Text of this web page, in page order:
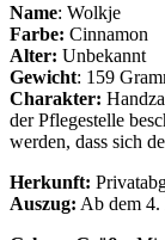
Name: Wolkje
Farbe: Cinnamon
Alter: Unbekannt
Gewicht: 159
Charakter:
der Pflegestelle
werden, dass sich
Herkunft:
Auszug: Ab dem 4.